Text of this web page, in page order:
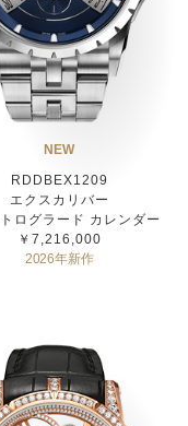
NEW
RDDBEX1209
エクスカリバー
ログラード カレンダー
￥7,216,000
2026年新作